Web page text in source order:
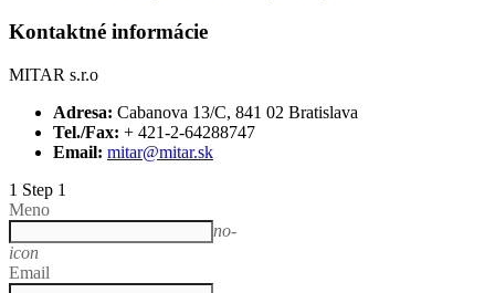
Kontaktné informácie
MITAR s.r.o
Adresa: Cabanova 13/C, 841 02 Bratislava
Tel./Fax: + 421-2-64288747
Email: mitar@mitar.sk
1 Step 1
Meno
no-
icon
Email